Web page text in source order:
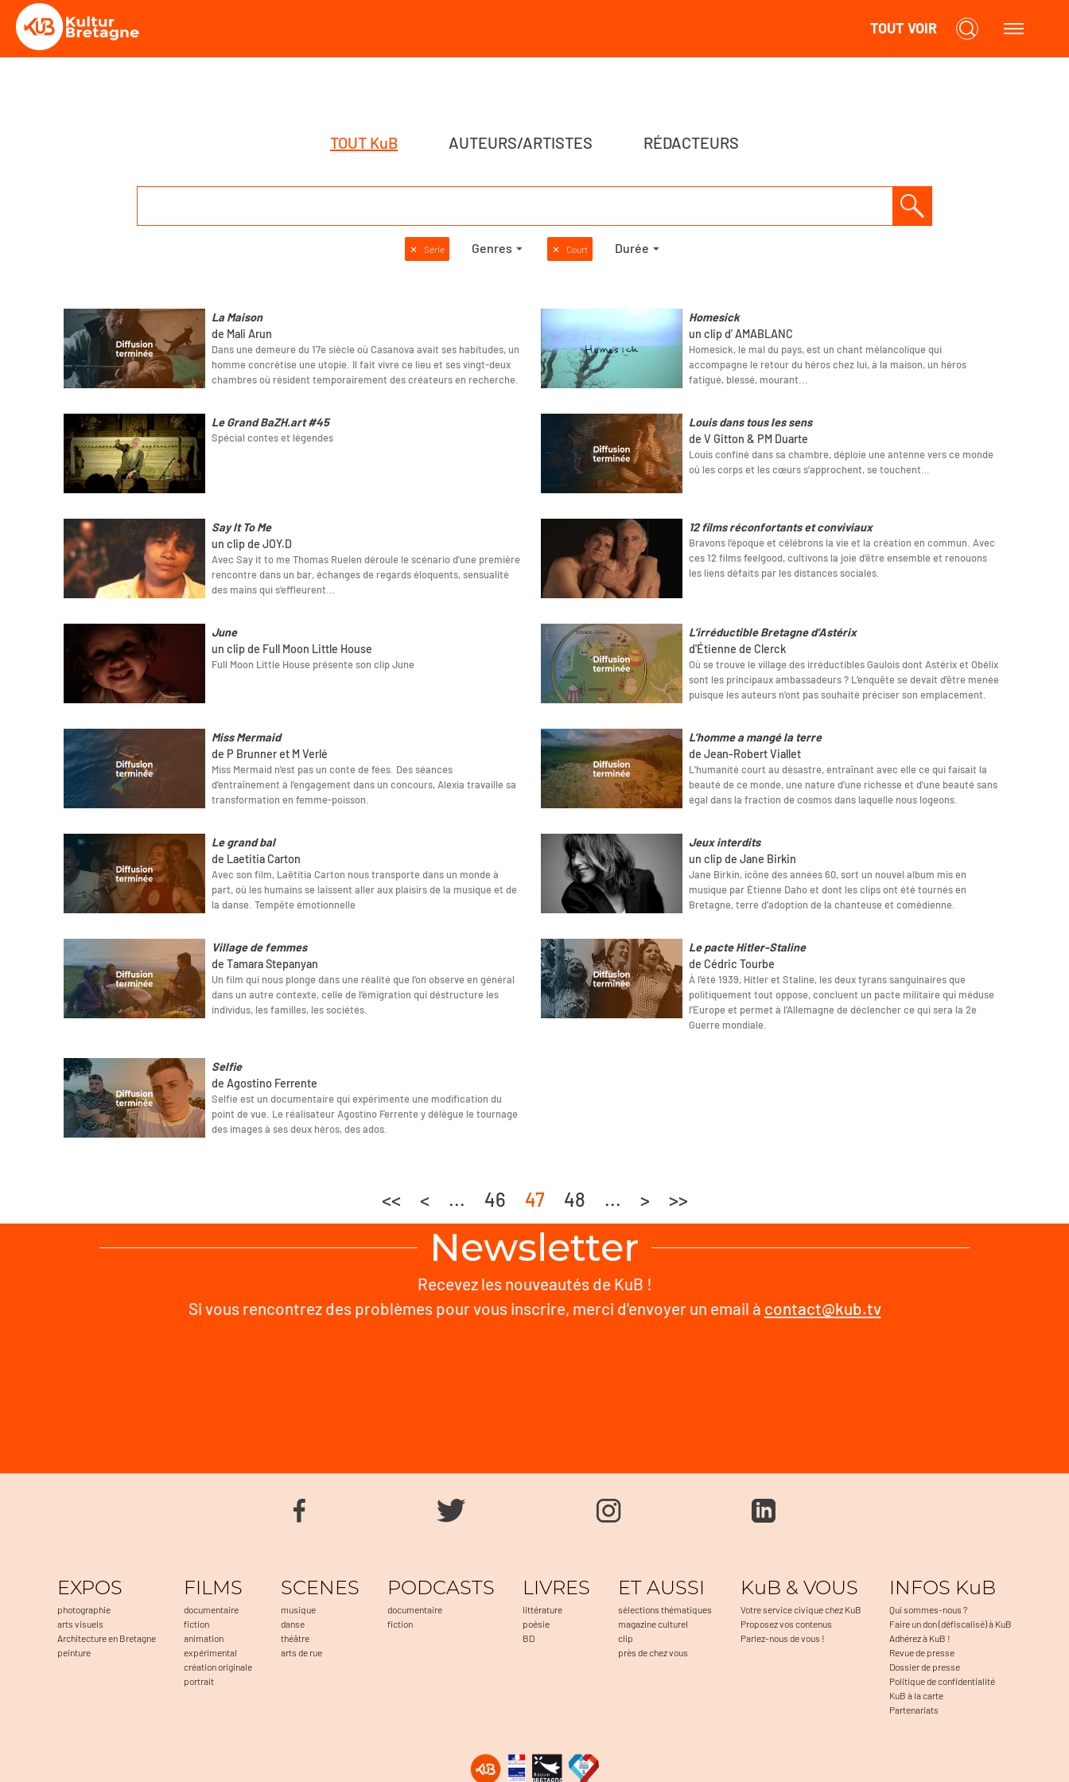
TOUT VOIR
TOUT KuB AUTEURS/ARTISTES RÉDACTEURS
✕ Série Genres ✕ Court Durée
La Maison
de Mali Arun
Dans une demeure du 17e siècle où Casanova avait ses habitudes, un
homme concrétise une utopie. Il fait vivre ce lieu et ses vingt-deux
chambres où résident temporairement des créateurs en recherche.
Homesick
un clip d’ AMABLANC
Homesick, le mal du pays, est un chant mélancolique qui
accompagne le retour du héros chez lui, à la maison, un héros
fatigué, blessé, mourant...
Le Grand BaZH.art #45
Spécial contes et légendes
Louis dans tous les sens
de V Gitton & PM Duarte
Louis confiné dans sa chambre, déploie une antenne vers ce monde
où les corps et les cœurs s’approchent, se touchent…
Say It To Me
un clip de JOY.D
Avec Say it to me Thomas Ruelen déroule le scénario d'une première
rencontre dans un bar, échanges de regards éloquents, sensualité
des mains qui s'effleurent...
12 films réconfortants et conviviaux
Bravons l’époque et célébrons la vie et la création en commun. Avec
ces 12 films feelgood, cultivons la joie d’être ensemble et renouons
les liens défaits par les distances sociales.
June
un clip de Full Moon Little House
Full Moon Little House présente son clip June
L’irréductible Bretagne d’Astérix
d'Étienne de Clerck
Où se trouve le village des irréductibles Gaulois dont Astérix et Obélix
sont les principaux ambassadeurs ? L’enquête se devait d’être menée
puisque les auteurs n’ont pas souhaité préciser son emplacement.
Miss Mermaid
de P Brunner et M Verlé
Miss Mermaid n’est pas un conte de fées. Des séances
d’entraînement à l’engagement dans un concours, Alexia travaille sa
transformation en femme-poisson.
L’homme a mangé la terre
de Jean-Robert Viallet
L’humanité court au désastre, entraînant avec elle ce qui faisait la
beauté de ce monde, une nature d’une richesse et d’une beauté sans
égal dans la fraction de cosmos dans laquelle nous logeons.
Le grand bal
de Laetitia Carton
Avec son film, Laëtitia Carton nous transporte dans un monde à
part, où les humains se laissent aller aux plaisirs de la musique et de
la danse. Tempête émotionnelle
Jeux interdits
un clip de Jane Birkin
Jane Birkin, icône des années 60, sort un nouvel album mis en
musique par Étienne Daho et dont les clips ont été tournés en
Bretagne, terre d’adoption de la chanteuse et comédienne.
Village de femmes
de Tamara Stepanyan
Un film qui nous plonge dans une réalité que l’on observe en général
dans un autre contexte, celle de l’émigration qui déstructure les
individus, les familles, les sociétés.
Le pacte Hitler-Staline
de Cédric Tourbe
À l’été 1939, Hitler et Staline, les deux tyrans sanguinaires que
politiquement tout oppose, concluent un pacte militaire qui méduse
l’Europe et permet à l’Allemagne de déclencher ce qui sera la 2e
Guerre mondiale.
Selfie
de Agostino Ferrente
Selfie est un documentaire qui expérimente une modification du
point de vue. Le réalisateur Agostino Ferrente y délègue le tournage
des images à ses deux héros, des ados.
<< < ... 46 47 48 ... > >>
Newsletter
Recevez les nouveautés de KuB !
Si vous rencontrez des problèmes pour vous inscrire, merci d'envoyer un email à contact@kub.tv
EXPOS
photographie
arts visuels
Architecture en Bretagne
peinture
FILMS
documentaire
fiction
animation
expérimental
création originale
portrait
SCENES
musique
danse
théâtre
arts de rue
PODCASTS
documentaire
fiction
LIVRES
littérature
poésie
BD
ET AUSSI
sélections thématiques
magazine culturel
clip
près de chez vous
KuB & VOUS
Votre service civique chez KuB
Proposez vos contenus
Parlez-nous de vous !
INFOS KuB
Qui sommes-nous ?
Faire un don (défiscalisé) à KuB
Adhérez à KuB !
Revue de presse
Dossier de presse
Politique de confidentialité
KuB à la carte
Partenariats